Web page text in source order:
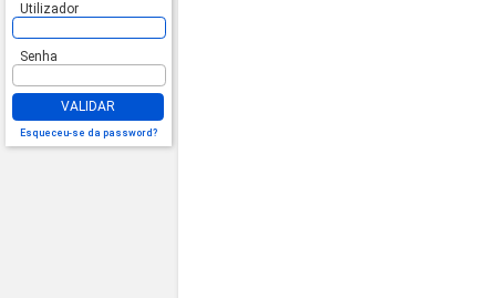
Utilizador
Senha
VALIDAR
Esqueceu-se da password?